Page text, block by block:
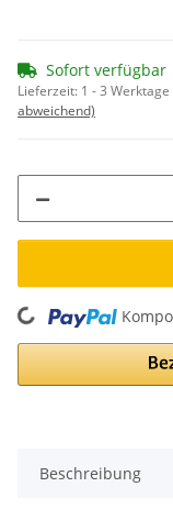
Sofort verfügbar
Lieferzeit: 1 - 3 Werktage
abweichend)
Loading...
Beschreibung